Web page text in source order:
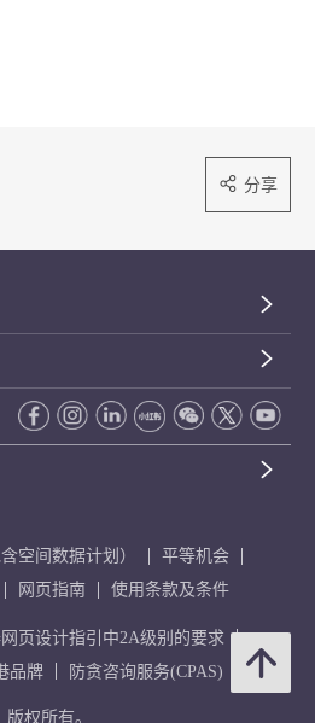
分享
空间数据计划）
平等机会
网页指南 使用条款及条件
页设计指引中2A级别的要求
品牌 防贪咨询服务(CPAS)
权所有。